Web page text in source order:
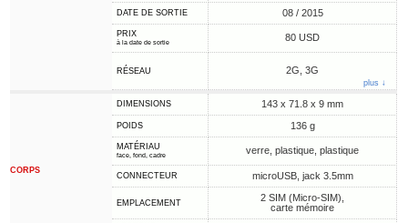
DATE DE SORTIE 08 / 2015
PRIX
à la date de sortie 80 USD
RÉSEAU 2G, 3G
plus ↓
CORPS
DIMENSIONS 143 x 71.8 x 9 mm
POIDS 136 g
MATÉRIAU
face, fond, cadre verre, plastique, plastique
CONNECTEUR microUSB, jack 3.5mm
EMPLACEMENT
2 SIM (Micro-SIM),
carte mémoire